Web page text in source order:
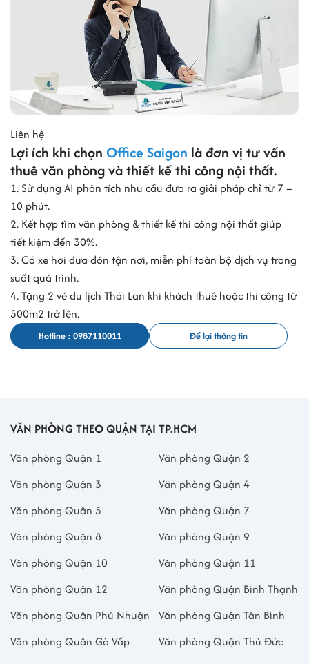
Liên hệ
Lợi ích khi chọn Office Saigon là đơn vị tư vấn
thuê văn phòng và thiết kế thi công nội thất.
1. Sử dụng AI phân tích nhu cầu đưa ra giải pháp chỉ từ 7 –
10 phút.
2. Kết hợp tìm văn phòng & thiết kế thi công nội thất giúp
tiết kiệm đến 30%.
3. Có xe hơi đưa đón tận nơi, miễn phí toàn bộ dịch vụ trong
suốt quá trình.
4. Tặng 2 vé du lịch Thái Lan khi khách thuê hoặc thi công từ
500m2 trở lên.
Hotline : 0987110011 Để lại thông tin
VĂN PHÒNG THEO QUẬN TẠI TP.HCM
Văn phòng Quận 1
Văn phòng Quận 2
Văn phòng Quận 3
Văn phòng Quận 4
Văn phòng Quận 5
Văn phòng Quận 7
Văn phòng Quận 8
Văn phòng Quận 9
Văn phòng Quận 10
Văn phòng Quận 11
Văn phòng Quận 12
Văn phòng Quận Bình Thạnh
Văn phòng Quận Phú Nhuận
Văn phòng Quận Tân Bình
Văn phòng Quận Gò Vấp
Văn phòng Quận Thủ Đức